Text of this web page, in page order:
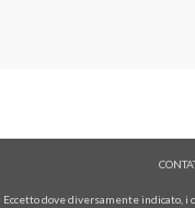
Eccetto dove diversamente indicato,